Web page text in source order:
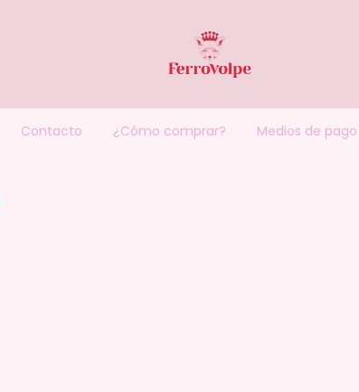
Contacto ¿Cómo comprar? Medios de pago